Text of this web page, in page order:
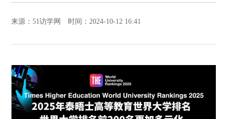
来源：51访学网 时间：2024-10-12 16:41